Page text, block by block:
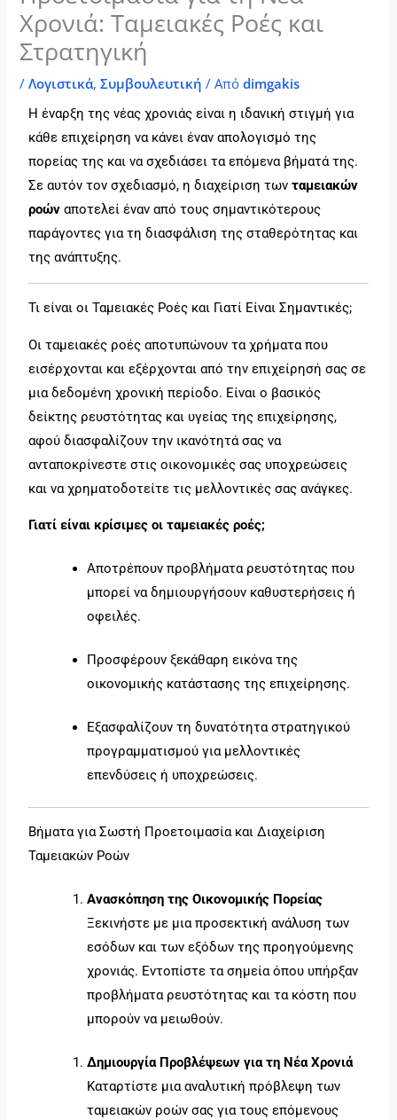
Χρονιά: Ταμειακές Ροές και
Στρατηγική
/Λογιστικά,Συμβουλευτική / Απόdimgakis
Η έναρξη της νέας χρονιάς είναι η ιδανική στιγμή για
κάθε επιχείρηση να κάνει έναν απολογισμό της
πορείας της και να σχεδιάσει τα επόμενα βήματά της.
Σε αυτόν τον σχεδιασμό, η διαχείριση τωνταμειακών
ροών αποτελεί έναν από τους σημαντικότερους
παράγοντες για τη διασφάλιση της σταθερότητας και
της ανάπτυξης.
Τι είναι οι Ταμειακές Ροές και Γιατί Είναι Σημαντικές;
Οι ταμειακές ροές αποτυπώνουν τα χρήματα που
εισέρχονται και εξέρχονται από την επιχείρησή σας σε
μια δεδομένη χρονική περίοδο. Είναι ο βασικός
δείκτης ρευστότητας και υγείας της επιχείρησης,
αφού διασφαλίζουν την ικανότητά σας να
ανταποκρίνεστε στις οικονομικές σας υποχρεώσεις
και να χρηματοδοτείτε τις μελλοντικές σας ανάγκες.
Γιατί είναι κρίσιμες οι ταμειακές ροές;
Αποτρέπουν προβλήματα ρευστότητας που
μπορεί να δημιουργήσουν καθυστερήσεις ή
οφειλές.
Προσφέρουν ξεκάθαρη εικόνα της
οικονομικής κατάστασης της επιχείρησης.
Εξασφαλίζουν τη δυνατότητα στρατηγικού
προγραμματισμού για μελλοντικές
επενδύσεις ή υποχρεώσεις.
Βήματα για Σωστή Προετοιμασία και Διαχείριση
Ταμειακών Ροών
Ανασκόπηση της Οικονομικής Πορείας
Ξεκινήστε με μια προσεκτική ανάλυση των
εσόδων και των εξόδων της προηγούμενης
χρονιάς. Εντοπίστε τα σημεία όπου υπήρξαν
προβλήματα ρευστότητας και τα κόστη που
μπορούν να μειωθούν.
Δημιουργία Προβλέψεων για τη Νέα Χρονιά
Καταρτίστε μια αναλυτική πρόβλεψη των
ταμειακών ροών σας για τους επόμενους